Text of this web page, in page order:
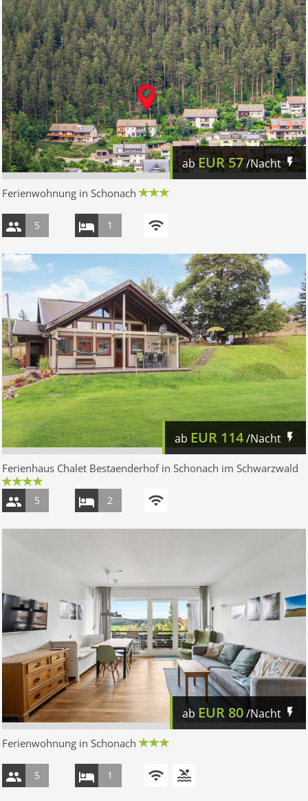
abEUR57/Nacht
Ferienwohnung in Schonach
5 1
ab EUR 114/Nacht
Ferienhaus Chalet Bestaenderhof in Schonach im Schwarzwald
5 2
ab EUR 80/Nacht
Ferienwohnung in Schonach
5 1